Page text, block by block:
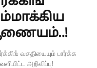
வசதியையும் பார்க்க
அறிவிப்பு!